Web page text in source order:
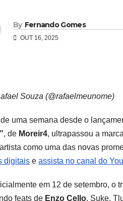
By Fernando Gomes
OUT 16, 2025
Souza (@rafaelmeunome)
uma semana desde o
, de Moreir4, ultrapassou a
como uma das novas
digitais e assista no canal do
em 12 de setembro, o
feats de Enzo Cello, Suke,